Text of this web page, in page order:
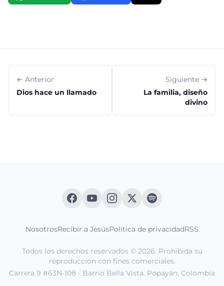
← Anterior
Dios hace un llamado
Siguiente →
La familia, diseño
divino
NosotrosRecibir a JesúsPolítica de privacidadRSS
Todos los derechos reservados © 2026. Prohibida su
reproducción con fines comerciales.
Carrera 9 #63N-108 - Barrio Bella Vista. Popayán, Colombia